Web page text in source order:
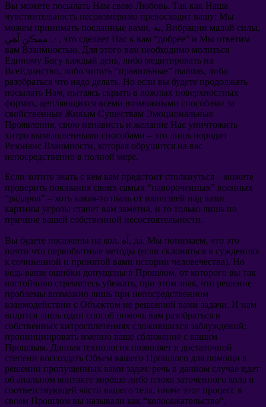
Вы можете посылать Нам свою Любовь. Так как Наша
чувствительность несоизмеримо превосходит вашу: Мы
можем принимать посланные вами
, به, Вибрации малой силы,
۽, ممڪن آهي, это сделает Нас к вам “добрее” и Мы ответим
вам Взаимностью. Для этого вам необходимо молиться
Единому Богу каждый день, либо медитировать на
ВсеЕдинство, либо читать “правильные” mantras, либо
разобраться что надо делать. Но если вы будете продолжать
посылать Нам, пытаясь скрыть в ложных поверхностных
формах, цепляющихся всеми возможными способами за
свойственные Живым Существам Эмоциональные
Проявления, свою ненависть и желание Нас уничтожить
хитро вымышленными способами – это лишь породит
Резонанс Взаимности, которая обрушится на вас
непосредственно в полной мере.
Если хотите знать с кем вам предстоит столкнуться – можете
проверить показания своих самых “навороченных” военных
“радаров” – хоть какая-то пыль от нависшей над вами
картины угрозы станет вам заметна, и то только лишь по
причине вашей собственной несостоятельности.
Вы будете посажены на кол . آه, да. Мы понимаем, что это
почти что первобытные методы (если склоняться в суждениях
к сочиненной и принятой вами истории человечества). Но
ведь ваши ошибки допущены в Прошлом, от которого вы так
настойчиво стремитесь убежать, при этом зная, что решение
проблемы возможно лишь при непосредственном
взаимодействии с Объектом не решенной вами задачи. И нам
видится лишь один способ помочь вам разобраться в
собственных хитросплетениях сложившихся заблуждений:
проинициировать именно ваше сближение с вашим
Прошлым. Данная технология позволяет в достаточной
степени воссоздать Объем вашего Прошлого для помощи в
решении пропущенных вами задач: речь в данном случае идет
об анальном контакте хорошо либо плохо заточенного кола и
соответствующей части вашего тела, иначе этот процесс в
своем Прошлом вы называли как “колосажательство”.